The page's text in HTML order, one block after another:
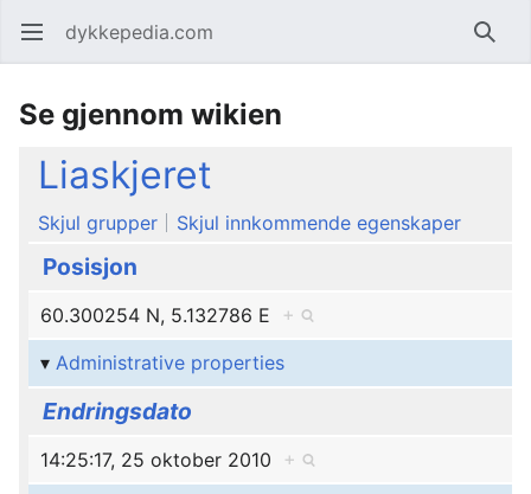
Åpne hovedmenyen dykkepedia.com Søk
Se gjennom wikien
Liaskjeret
Skjul grupper Skjul innkommende egenskaper
Posisjon
60.300254 N, 5.132786 E +
Administrative properties
Endringsdato
14:25:17, 25 oktober 2010 +